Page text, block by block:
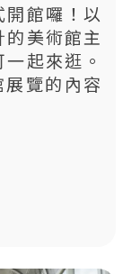
館囉！以
的美術館主
起來逛。
覽的內容